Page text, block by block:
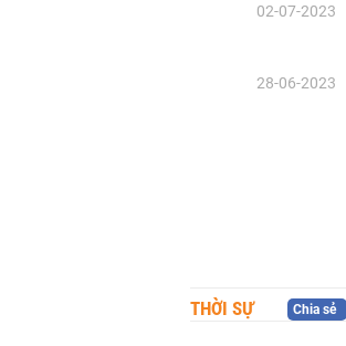
02-07-2023
28-06-2023
THỜI SỰ Chia sẻ